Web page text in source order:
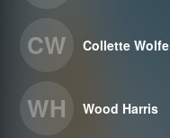
CW Collette Wolfe
WH Wood Harris